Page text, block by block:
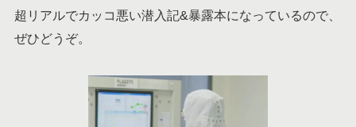
超リアルでカッコ悪い潜入記&暴露本になっているので、
ぜひどうぞ。